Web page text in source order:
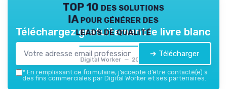
TOP 10 des solutions
IA pour générer des
leads de qualité
Digital Worker — 2026
Téléchargez gratuitement le livre blanc
➔ Télécharger
* En remplissant ce formulaire, j’accepte d’être contacté(e) à
des fins commerciales par Digital Worker et ses partenaires.